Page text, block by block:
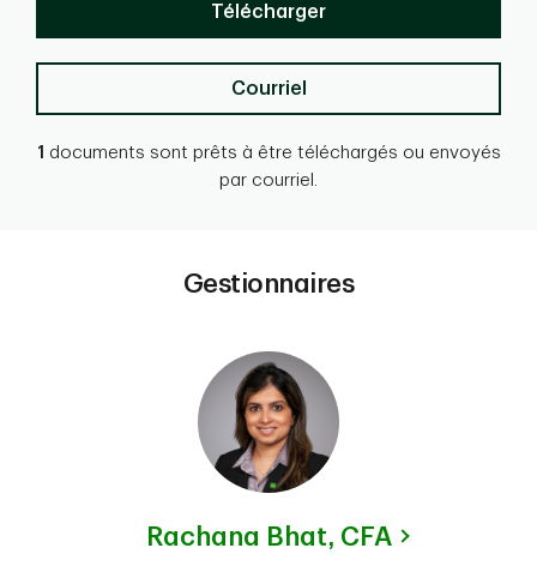
Télécharger
Courriel
1 documents sont prêts à être téléchargés ou envoyés
par courriel.
Gestionnaires
Rachana Bhat, CFA